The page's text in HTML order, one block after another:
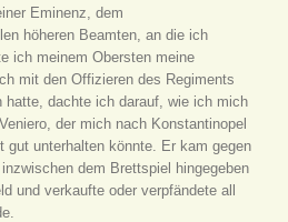
Eminenz, dem
höheren Beamten, an die ich
ich meinem Obersten meine
mit den Offizieren des Regiments
hatte, dachte ich darauf, wie ich mich
der mich nach Konstantinopel
gut unterhalten könnte. Er kam gegen
dem Brettspiel hingegeben
und verkaufte oder verpfändete all